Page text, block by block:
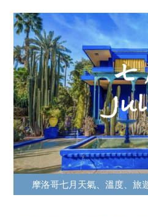
摩洛哥七月天氣、溫度、旅